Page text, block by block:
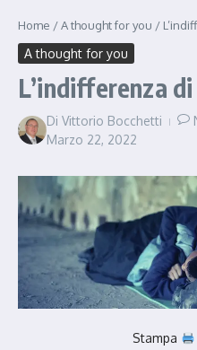
Home /A thought for you /
A thought for you
L’indifferenza
Di Vittorio Bocchetti
Marzo 22, 2022
Stampa